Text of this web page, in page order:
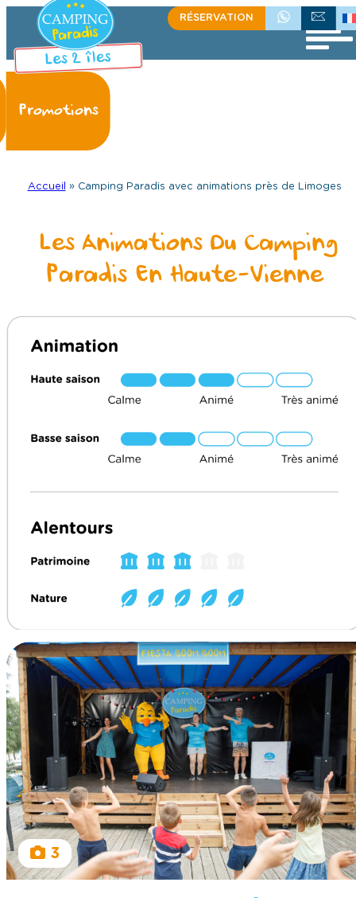
contenu
RÉSERVATION+336 08 33 71 95
ÉCRIVEZ-
Accueil » Camping Paradis avec animations près de Limoges
Les Animations Du Camping
Paradis En Haute-Vienne
3